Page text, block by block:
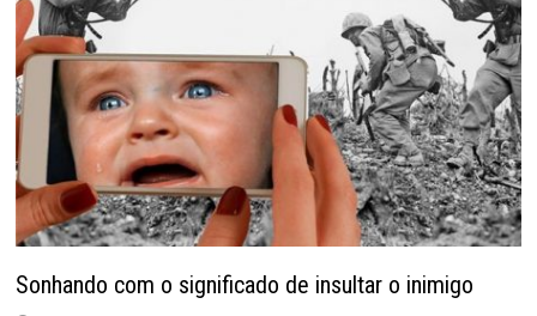
Sonhando com o significado de insultar o inimigo